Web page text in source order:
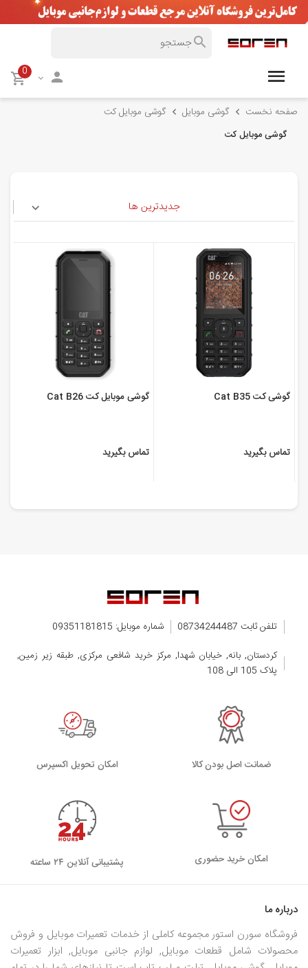
0
صفحه نخست گوشی موبایل گوشی موبایل کت
گوشی موبایل کت
جدیدترین ها
گوشی کت Cat B35
تماس بگیرید
گوشی موبایل کت Cat B26
تماس بگیرید
تلفن ثابت 08734244487
شماره موبایل: 09351181815
کردستان, بانه, خیابان شهدا, مرکز خرید شافعی مرکزی, طبقه زیر زمین,
پلاک 105 الی 108
ضمانت اصل بودن کالا اﻣﮑﺎن ﺗﺤﻮﯾﻞ اﮐﺴﭙﺮس
امکان خرید حضوری پشتیبانی آنلاین ۲۴ ساعته
درباره ما
فروشگاه سورن استور مجموعه کاملی از خدمات تعمیرات موبایل و فروش
محصولات شامل قطعات موبایل, لوازم جانبی موبایل, ابزار تعمیرات